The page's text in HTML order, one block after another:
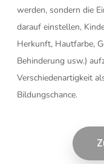
werden, sondern die
darauf einstellen,
Herkunft, Hautfarbe,
Behinderung usw.)
Verschiedenartigkeit
Bildungschance.